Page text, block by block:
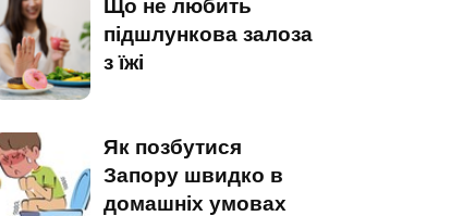
Що не любить
підшлункова залоза
з їжі
Як позбутися
Запору швидко в
домашніх умовах